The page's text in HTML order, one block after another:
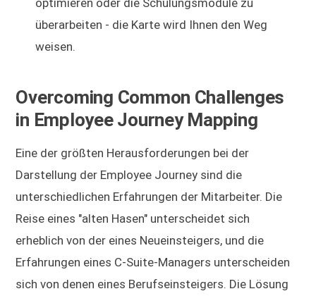
überarbeiten - die Karte wird Ihnen den Weg
weisen.
Overcoming Common Challenges
in Employee Journey Mapping
Eine der größten Herausforderungen bei der
Darstellung der Employee Journey sind die
unterschiedlichen Erfahrungen der Mitarbeiter. Die
Reise eines "alten Hasen" unterscheidet sich
erheblich von der eines Neueinsteigers, und die
Erfahrungen eines C-Suite-Managers unterscheiden
sich von denen eines Berufseinsteigers. Die Lösung